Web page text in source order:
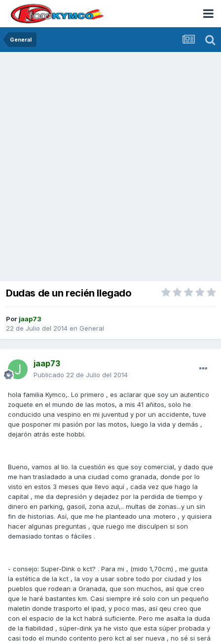
General
Dudas de un recién llegado
Por jaap73
22 de Julio del 2014 en General
jaap73
Publicado 22 de Julio del 2014
hola familia Kymco,. Lo primero , es aclarar que soy un autentico
zoquete en el mundo de las motos, a mis 41 añitos, solo he
conducido una vespino en mi juventud y por un accidente, tuve
que posponer mi pasión por las motos, luego la vida y demás ,
dejarón atrás este hobbi.
Bueno, vamos al lio. la cuestión es que soy comercial, y dado que
me han trasladado a una ciudad como granada, donde por lo
visto en estos 3 meses que llevo aquí , cada vez que hago la
capital , me da depresión y dejadez por la perdida de tiempo y
dinero en parking, gasoil, zona azul,.. multas de zonas...y un sin
fin de historias. Así, que me he planteado una :motero , y quisiera
hacer algunas preguntas , que ruego me disculpen si son
demasiado tontas o fáciles .
- consejo: Super-Dink o kct? . Para mi , (mido 1,70cm) , me gusta
la estética de la kct , la voy a usar sobre todo por ciudad y los
pueblos que rodean a Granada, que son muchos, así que creo
que le haré bastantes km. Casi siempre iré solo con un pequeño
maletín donde trasporto el ipad, y poco mas, así qeu creo que
con el espacio de la kct habrá suficiente. Pero me asalta la duda
de la fiabilidad , súper-dink ya he visto que esta súper probada y
casi todo el mundo contento pero kct al ser nueva , no sé si será